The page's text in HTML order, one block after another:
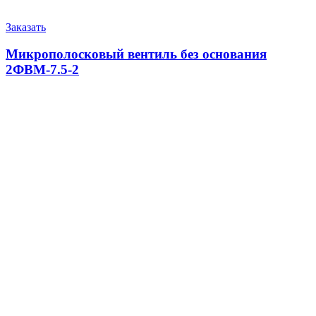
Заказать
Микрополосковый вентиль без основания
2ФВМ-7.5-2